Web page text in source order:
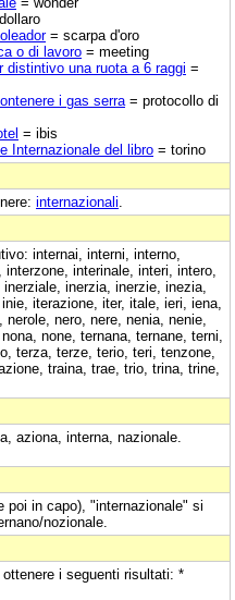
= scarpa d'oro
o di lavoro = meeting
distintivo una ruota a 6 raggi =
i gas serra = protocollo di
= ibis
Internazionale del libro = torino
internazionali
internai, interni, interno,
interinale, interi, intero,
inerzia, inerzie, inezia,
iterazione, iter, itale, ieri, iena,
nero, nere, nenia, nenie,
none, ternana, ternane, terni,
terza, terze, terio, teri, tenzone,
traina, trae, trio, trina, trine,
aziona, interna, nazionale.
poi in capo), "internazionale" si
nozionale.
i seguenti risultati: *